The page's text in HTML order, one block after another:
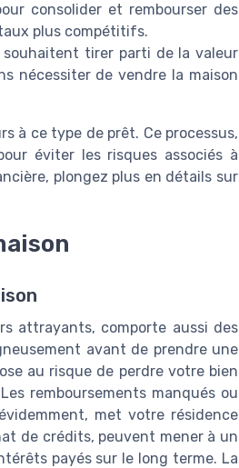
consolider et rembourser des
plus compétitifs.
tirer parti de la valeur
nécessiter de vendre la maison
à ce type de prêt. Ce processus,
éviter les risques associés à
plongez plus en détails sur
attrayants, comporte aussi des
avant de prendre une
au risque de perdre votre bien
remboursements manqués ou
met votre résidence
de crédits, peuvent mener à un
payés sur le long terme. La